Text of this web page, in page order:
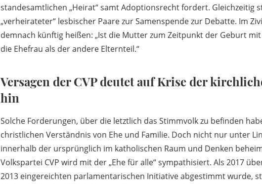
standesamtlichen „Heirat“ samt Adoptionsrecht fordert. Gleichzeitig
„verheirateter“ lesbischer Paare zur Samenspende zur Debatte. Im
demnach künftig heißen: „Ist die Mutter zum Zeitpunkt der Geburt
die Ehefrau als der andere Elternteil.“
Versagen der CVP deutet auf Krise der
hin
Solche Forderungen, über die letztlich das Stimmvolk zu befinden
christlichen Verständnis von Ehe und Familie. Doch nicht nur unter
innerhalb der ursprünglich im katholischen Raum und Denken
Volkspartei CVP wird mit der „Ehe für alle“ sympathisiert. Als 2017
2013 eingereichten parlamentarischen Initiative abgestimmt wurde,